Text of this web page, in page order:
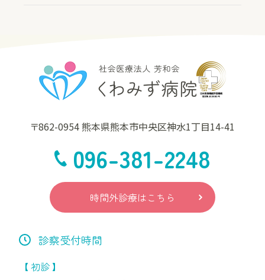
〒862-0954 熊本県熊本市中央区神水1丁目14-41
096-381-2248
時間外診療はこちら
診察受付時間
【 初診 】